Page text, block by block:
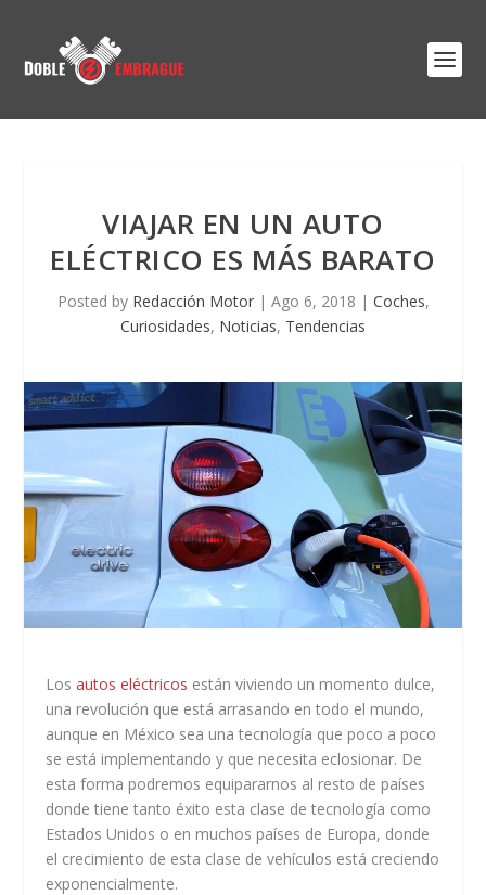
VIAJAR EN UN AUTO
ELÉCTRICO ES MÁS BARATO
Posted by Redacción Motor| Ago 6, 2018 | Coches,
Curiosidades, Noticias, Tendencias
Losautos eléctricos están viviendo un momento dulce,
una revolución que está arrasando en todo el mundo,
aunque en México sea una tecnología que poco a poco
se está implementando y que necesita eclosionar. De
esta forma podremos equipararnos al resto de países
donde tiene tanto éxito esta clase de tecnología como
Estados Unidos o en muchos países de Europa, donde
el crecimiento de esta clase de vehículos está creciendo
exponencialmente.